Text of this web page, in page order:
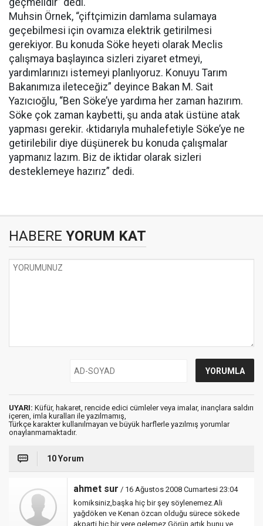
geçmelidir” dedi.
Muhsin Örnek, “çiftçimizin damlama sulamaya
geçebilmesi için ovamıza elektrik getirilmesi
gerekiyor. Bu konuda Söke heyeti olarak Meclis
çalışmaya başlayınca sizleri ziyaret etmeyi,
yardımlarınızı istemeyi planlıyoruz. Konuyu Tarım
Bakanımıza ileteceğiz” deyince Bakan M. Sait
Yazıcıoğlu, “Ben Söke’ye yardıma her zaman hazırım.
Söke çok zaman kaybetti, şu anda atak üstüne atak
yapması gerekir. ‹ktidarıyla muhalefetiyle Söke’ye ne
getirilebilir diye düşünerek bu konuda çalışmalar
yapmanız lazım. Biz de iktidar olarak sizleri
desteklemeye hazırız” dedi.
HABERE YORUM KAT
UYARI: Küfür, hakaret, rencide edici cümleler veya imalar, inançlara saldırı
içeren, imla kuralları ile yazılmamış,
Türkçe karakter kullanılmayan ve büyük harflerle yazılmış yorumlar
onaylanmamaktadır.
10 Yorum
ahmet sur / 16 Ağustos 2008 Cumartesi 23:04
komiksiniz,başka hiç bir şey söylenemez.Ali
yağdöken ve Kenan özcan olduğu sürece sökede
akparti hiç bir yere gelemez.Görün artık bunu ve